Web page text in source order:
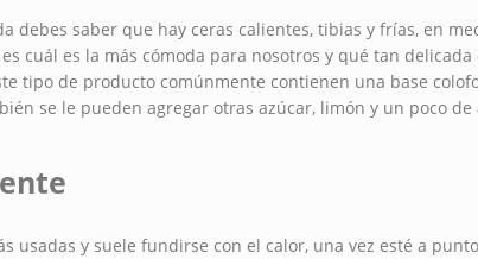
debes saber que hay ceras calientes, tibias y frías, en
cuál es la más cómoda para nosotros y qué tan
tipo de producto comúnmente contienen una base
se le pueden agregar otras azúcar, limón y un poco
usadas y suele fundirse con el calor, una vez esté a